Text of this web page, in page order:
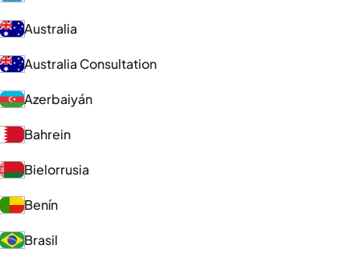
Australia
Australia Consultation
Azerbaiyán
Bahrein
Bielorrusia
Benín
Brasil